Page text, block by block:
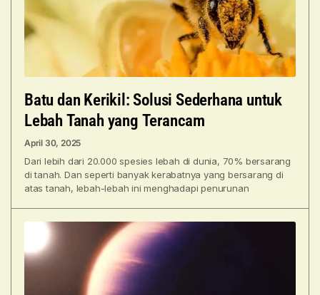
Batu dan Kerikil: Solusi Sederhana untuk
Lebah Tanah yang Terancam
April 30, 2025
Dari lebih dari 20.000 spesies lebah di dunia, 70% bersarang
di tanah. Dan seperti banyak kerabatnya yang bersarang di
atas tanah, lebah-lebah ini menghadapi penurunan